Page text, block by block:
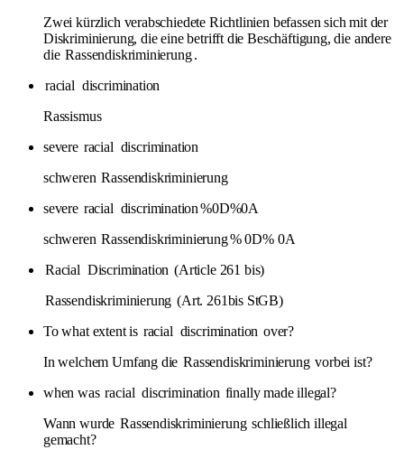
Zwei kürzlich verabschiedete Richtlinien befassen sich mit der
Diskriminierung, die eine betrifft die Beschäftigung, die andere
die Rassendiskriminierung.
racial discrimination
Rassismus
severe racial discrimination
schweren Rassendiskriminierung
severe racial discrimination%0D%0A
schweren Rassendiskriminierung% 0D% 0A
Racial Discrimination (Article 261 bis)
Rassendiskriminierung (Art. 261bis StGB)
To what extent is racial discrimination over?
In welchem Umfang die Rassendiskriminierung vorbei ist?
when was racial discrimination finally made illegal?
Wann wurde Rassendiskriminierung schließlich illegal
gemacht?